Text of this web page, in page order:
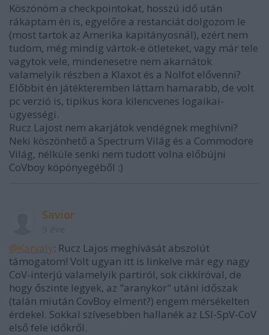
Köszönöm a checkpointokat, hosszú idő után
rákaptam én is, egyelőre a restanciát dolgozom le
(most tartok az Amerika kapitányosnál), ezért nem
tudom, még mindig vártok-e ötleteket, vagy már tele
vagytok vele, mindenesetre nem akarnátok
valamelyik részben a Klaxot és a Nolfot elővenni?
Előbbit én játékteremben láttam hamarabb, de volt
pc verzió is, tipikus kora kilencvenes logaikai-
ügyességi.
Rucz Lajost nem akarjátok vendégnek meghívni?
Neki köszönhető a Spectrum Világ és a Commodore
Világ, nélküle senki nem tudott volna előbújni
CoVboy köpönyegéből :)
Savior
@Karvaly: Rucz Lajos meghívását abszolút
támogatom! Volt ugyan itt is linkelve már egy nagy
CoV-interjú valamelyik partiról, sok cikkíróval, de
hogy őszinte legyek, az "aranykor" utáni időszak
(talán miután CovBoy elment?) engem mérsékelten
érdekel. Sokkal szívesebben hallanék az LSI-SpV-CoV
első fele időkről.